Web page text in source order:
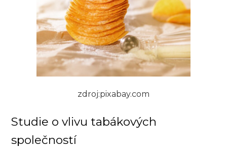
zdroj:pixabay.com
Studie o vlivu tabákových
společností